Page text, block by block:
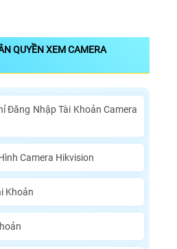
QUYỀN XEM CAMERA
Đăng Nhập Tài Khoản Camera
Camera Hikvision
Khoản